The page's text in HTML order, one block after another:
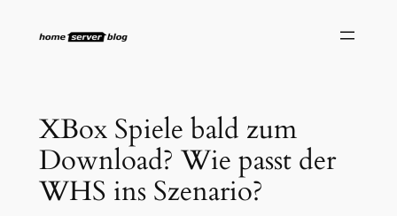
Inhalt
XBox Spiele bald zum
Download? Wie passt der
WHS ins Szenario?